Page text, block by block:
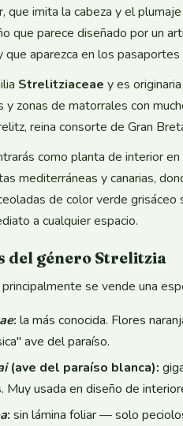
que imita la cabeza y el
que parece diseñado por un
que aparezca en los
Strelitziaceae y es
zonas de matorrales con
reina consorte de Gran
como planta de interior
mediterráneas y canarias,
de color verde
a cualquier espacio.
del género Strelitzia
se vende una
: la más conocida. Flores
ave del paraíso.
(ave del paraíso blanca):
Muy usada en diseño de
: sin lámina foliar — solo